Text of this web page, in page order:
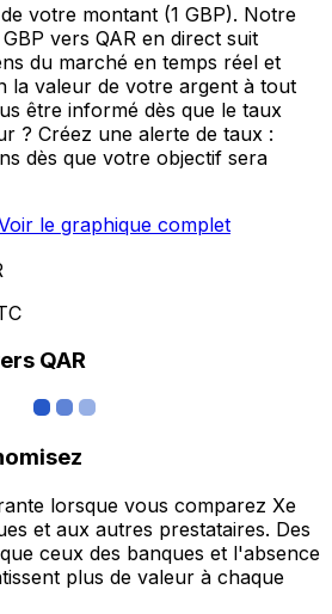
votre montant (1 GBP). Notre
vers QAR en direct suit
du marché en temps réel et
la valeur de votre argent à tout
être informé dès que le taux
? Créez une alerte de taux :
dès que votre objectif sera
le graphique complet
QAR
lorsque vous comparez Xe
et aux autres prestataires. Des
ceux des banques et l'absence
plus de valeur à chaque